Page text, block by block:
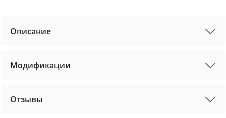
Описание
Модификации
Отзывы